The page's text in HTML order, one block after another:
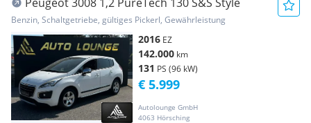
Peugeot 3008 1,2 PureTech 130 S&S Style
Benzin, Schaltgetriebe, gültiges Pickerl, Gewährleistung
2016 EZ
142.000 km
131 PS (96 kW)
Autolounge GmbH
4063 Hörsching
€ 5.999